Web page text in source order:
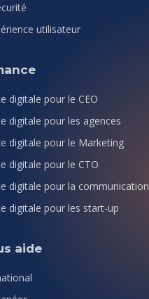
utilisateur
digitale pour le CEO
digitale pour les agences
digitale pour le Marketing
digitale pour le CTO
digitale pour la communication
digitale pour les start-up
aide